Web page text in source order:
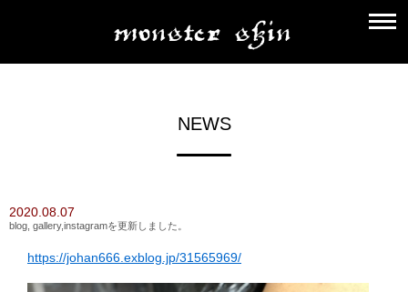
NEWS
2020.08.07
blog, gallery,instagramを更新しました。
https://johan666.exblog.jp/31565969/